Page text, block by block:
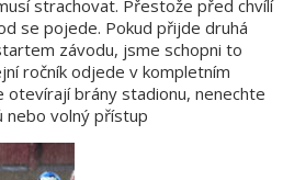
strachovat. Přestože před chvílí
se pojede. Pokud přijde druhá
závodu, jsme schopni to
ročník odjede v kompletním
otevírají brány stadionu, nenechte
nebo volný přístup